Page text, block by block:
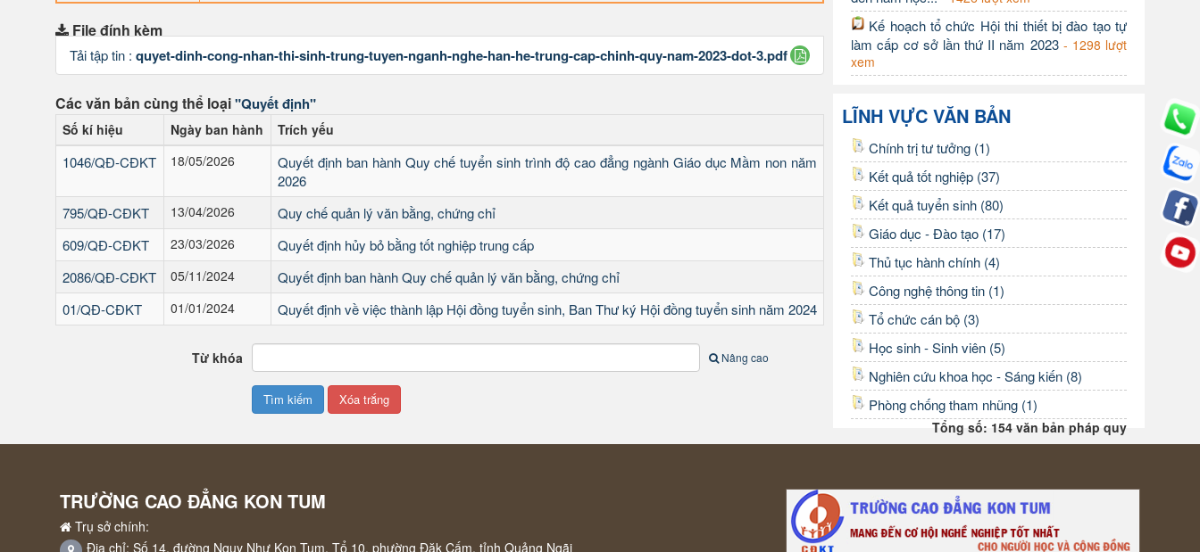
File đính kèm
Tải tập tin : quyet-dinh-cong-nhan-thi-sinh-trung-tuyen-nganh-nghe-han-he-trung-cap-chinh-quy-nam-2023-dot-3.pdf
Các văn bản cùng thể loại"Quyết định"
Số kí hiệu Ngày ban hành Trích yếu
1046/QĐ-CĐKT 18/05/2026
Quyết định ban hành Quy chế tuyển sinh trình độ cao đẳng ngành Giáo dục Mầm non năm
2026
795/QĐ-CĐKT
13/04/2026
Quy chế quản lý văn bằng, chứng chỉ
609/QĐ-CĐKT
23/03/2026
Quyết định hủy bỏ bằng tốt nghiệp trung cấp
2086/QĐ-CĐKT
05/11/2024
Quyết định ban hành Quy chế quản lý văn bằng, chứng chỉ
01/QĐ-CĐKT
01/01/2024 Quyết định về việc thành lập Hội đồng tuyển sinh, Ban Thư ký Hội đồng tuyển sinh năm 2024
Từ khóa Nâng cao
Kế hoạch tổ chức Hội thi thiết bị đào tạo tự
làm cấp cơ sở lần thứ II năm 2023 - 1298 lượt
xem
LĨNH VỰC VĂN BẢN
Chính trị tư tưởng (1)
Kết quả tốt nghiệp (37)
Kết quả tuyển sinh (80)
Giáo dục - Đào tạo (17)
Thủ tục hành chính (4)
Công nghệ thông tin (1)
Tổ chức cán bộ (3)
Học sinh - Sinh viên (5)
Nghiên cứu khoa học - Sáng kiến (8)
Phòng chống tham nhũng (1)
Tổng số: 154 văn bản pháp quy
TRƯỜNG CAO ĐẲNG KON TUM
Trụ sở chính:
Địa chỉ: Số 14, đường Ngụy Như Kon Tum, Tổ 10, phường Đăk Cấm, tỉnh Quảng Ngãi